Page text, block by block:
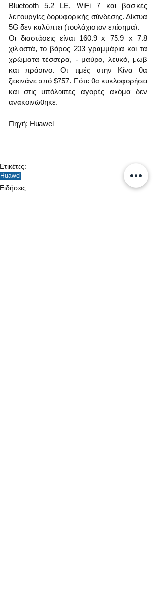
Bluetooth 5.2 LE, WiFi 7 και βασικές
λειτουργίες δορυφορικής σύνδεσης. Δίκτυα
5G δεν καλύπτει (τουλάχιστον επίσημα).
Οι διαστάσεις είναι 160,9 x 75,9 x 7,8
χιλιοστά, το βάρος 203 γραμμάρια και τα
χρώματα τέσσερα, - μαύρο, λευκό, μωβ
και πράσινο. Οι τιμές στην Κίνα θα
ξεκινάνε από $757. Πότε θα κυκλοφορήσει
και στις υπόλοιπες αγορές ακόμα δεν
ανακοινώθηκε.
Πηγή: Huawei
Ετικέτες:
Huawei
Ειδήσεις